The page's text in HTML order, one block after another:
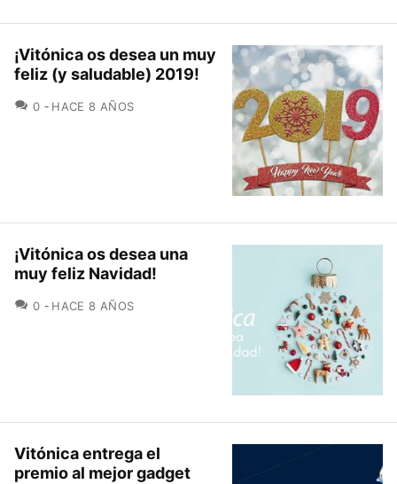
¡Vitónica os desea un muy
feliz (y saludable) 2019!
0 COMENTARIOS
HACE 8 AÑOS
¡Vitónica os desea una
muy feliz Navidad!
0 COMENTARIOS
HACE 8 AÑOS
Vitónica entrega el
premio al mejor gadget